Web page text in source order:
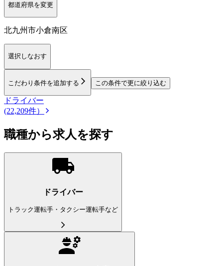
都道府県を変更
北九州市小倉南区
選択しなおす
こだわり条件を追加する この条件で更に絞り込む
ドライバー
(22,209件）
職種から求人を探す
ドライバー
トラック運転手・タクシー運転手など